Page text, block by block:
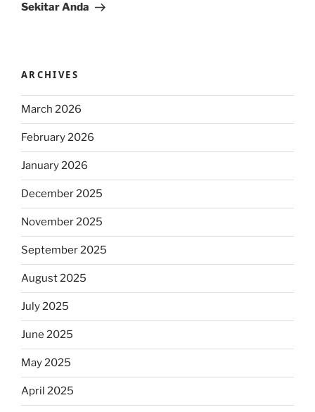
Sekitar Anda
ARCHIVES
March 2026
February 2026
January 2026
December 2025
November 2025
September 2025
August 2025
July 2025
June 2025
May 2025
April 2025